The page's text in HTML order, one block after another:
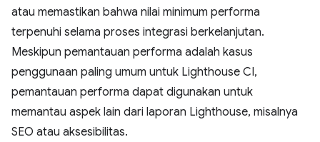
atau memastikan bahwa nilai minimum performa
terpenuhi selama proses integrasi berkelanjutan.
Meskipun pemantauan performa adalah kasus
penggunaan paling umum untuk Lighthouse CI,
pemantauan performa dapat digunakan untuk
memantau aspek lain dari laporan Lighthouse, misalnya
SEO atau aksesibilitas.